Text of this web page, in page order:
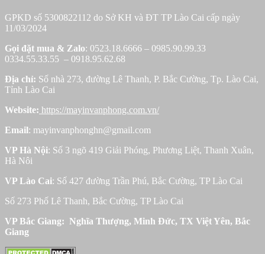
GPKD số 5300822112 do Sở KH và ĐT TP Lào Cai cấp ngày
11/03/2024
Gọi đặt mua & Zalo: 0523.18.6666 – 0985.90.99.33
0334.55.33.55 – 0918.95.62.68
Địa chỉ: Số nhà 273, đường Lê Thanh, P. Bắc Cường, Tp. Lào Cai,
Tỉnh Lào Cai
Website: https://mayinvanphong.com.vn/
Email: mayinvanphonghn@gmail.com
VP Hà Nội: Số 3 ngõ 419 Giải Phóng, Phương Liệt, Thanh Xuân,
Hà Nôi
VP Lào Cai: Số 427 đường Trần Phú, Bắc Cường, TP Lào Cai
Số 273 Phố Lê Thanh, Bắc Cường, TP Lào Cai
VP Bắc Giang: Nghĩa Thượng, Minh Đức, TX Việt Yên, Bắc
Giang